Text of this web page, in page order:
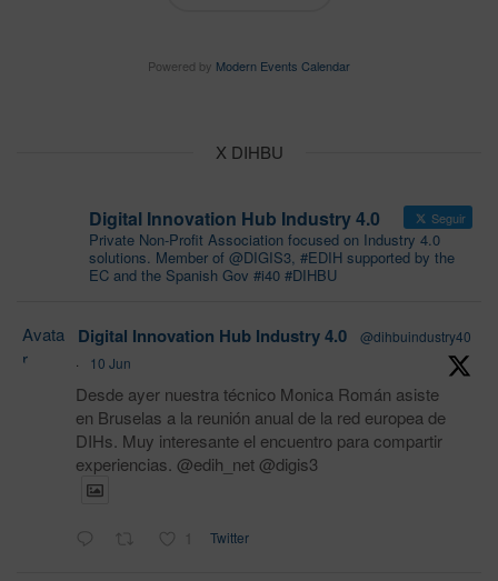
Powered by Modern Events Calendar
X DIHBU
Digital Innovation Hub Industry 4.0 Seguir
Private Non-Profit Association focused on Industry 4.0
solutions. Member of @DIGIS3, #EDIH supported by the
EC and the Spanish Gov #i40 #DIHBU
Avata
r
Digital Innovation Hub Industry 4.0
@dihbuindustry40
·
10 Jun
Desde ayer nuestra técnico Monica Román asiste
en Bruselas a la reunión anual de la red europea de
DIHs. Muy interesante el encuentro para compartir
experiencias. @edih_net @digis3
1 Twitter